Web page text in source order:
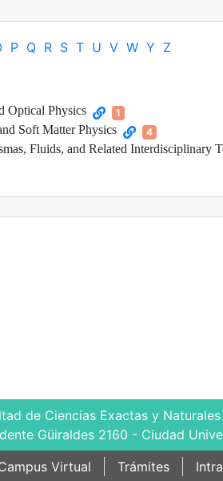
P Q R S T U V W Y Z
Optical Physics 1
Soft Matter Physics 4
Fluids, and Related Interdisciplinary
de Ciencias Exactas y
Güiraldes 2160 - Ciudad
Virtual Trámites